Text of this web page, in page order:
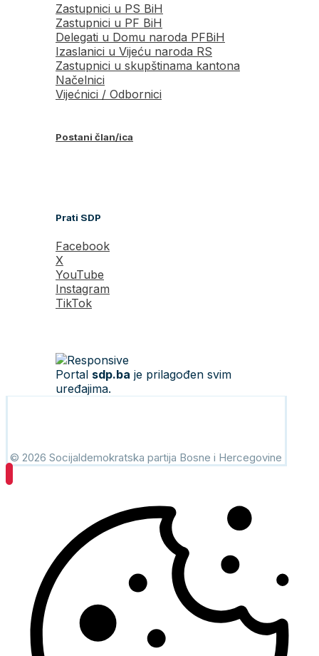
Zastupnici u PS BiH
Zastupnici u PF BiH
Delegati u Domu naroda PFBiH
Izaslanici u Vijeću naroda RS
Zastupnici u skupštinama kantona
Načelnici
Vijećnici / Odbornici
Postani član/ica
Prati SDP
Facebook
X
YouTube
Instagram
TikTok
Portal sdp.ba je prilagođen svim
uređajima.
© 2026 Socijaldemokratska partija Bosne i Hercegovine